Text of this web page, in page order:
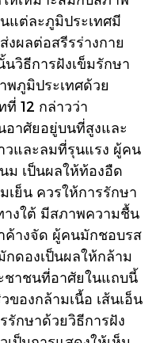
แต่ละภูมิประเทศมี
ผลต่อสรีรร่างกาย
วิธีการฝังเข็มรักษา
พภูมิประเทศด้วย
12 กล่าวว่า
อาศัยอยู่บนที่สูงและ
วและลมที่รุนแรง ผู้คน
เป็นผลให้ท้องอืด
เย็น ควรให้การรักษา
างใต้ มีสภาพความชื้น
ค้างจัด ผู้คนมักชอบรส
กดองเป็นผลให้กล้าม
ชาชนที่อาศัยในแถบนี้
องกล้ามเนื้อ เส้นเอ็น
กษาด้วยวิธีการฝัง